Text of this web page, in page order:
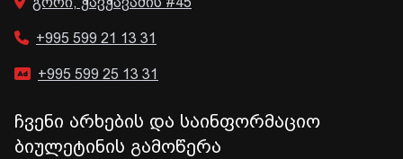
+995 599 21 13 31
+995 599 25 13 31
ჩვენი არხების და საინფორმაციო
ბიულეტინის გამოწერა